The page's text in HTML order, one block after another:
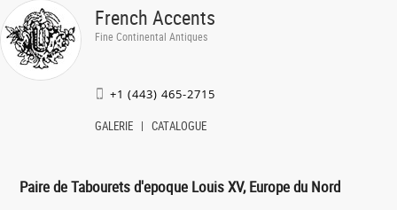
French Accents
Fine Continental Antiques
+1 (443) 465-2715
GALERIE CATALOGUE
Paire de Tabourets d'epoque Louis XV, Europe du Nord